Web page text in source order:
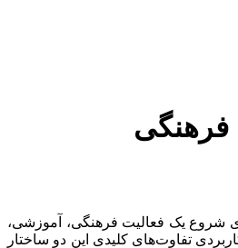
فرهنگی
شروع یک فعالیت فرهنگی، آموزشی،
تفاوت‌های کلیدی این دو ساختار